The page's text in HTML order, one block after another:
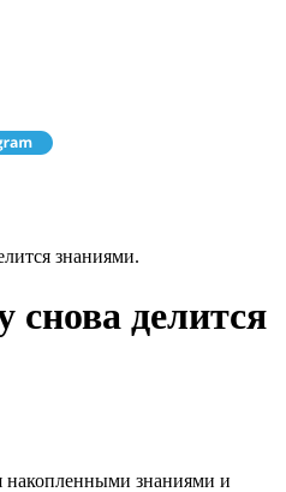
знаниями.
делится
накопленными знаниями и